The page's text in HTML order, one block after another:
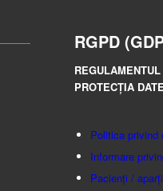
RGPD
PROTECȚIA
Politica privind
Informare
Pacienți /